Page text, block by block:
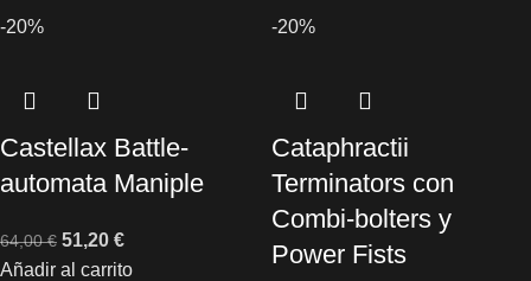
-20%
Castellax Battle-
automata Maniple
64,00€ 51,20 €
Añadir al carrito
-20%
Cataphractii
Terminators con
Combi-bolters y
Power Fists